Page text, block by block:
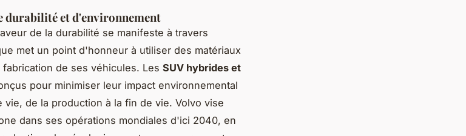
durabilité et d'environnement
de la durabilité se manifeste à travers
met un point d'honneur à utiliser des matériaux
de ses véhicules. Les SUV hybrides et
pour minimiser leur impact environnemental
de la production à la fin de vie. Volvo vise
dans ses opérations mondiales d'ici 2040, en